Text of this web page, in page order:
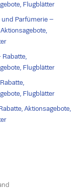
Flugblätter
und Parfümerie –
Rabatte,
Flugblätter
Flugblätter
Aktionsagebote,